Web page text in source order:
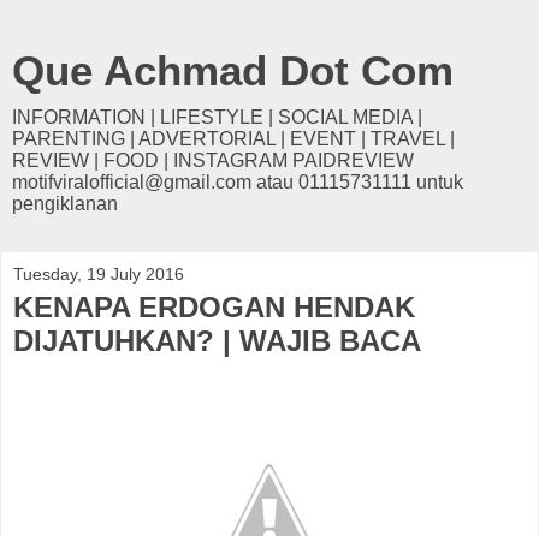
Que Achmad Dot Com
INFORMATION | LIFESTYLE | SOCIAL MEDIA |
PARENTING | ADVERTORIAL | EVENT | TRAVEL |
REVIEW | FOOD | INSTAGRAM PAIDREVIEW
motifviralofficial@gmail.com atau 01115731111 untuk
pengiklanan
Tuesday, 19 July 2016
KENAPA ERDOGAN HENDAK
DIJATUHKAN? | WAJIB BACA